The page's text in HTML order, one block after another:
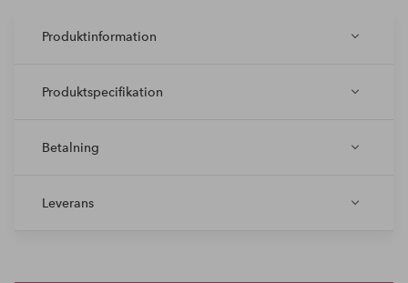
Produktinformation
Produktspecifikation
Betalning
Leverans